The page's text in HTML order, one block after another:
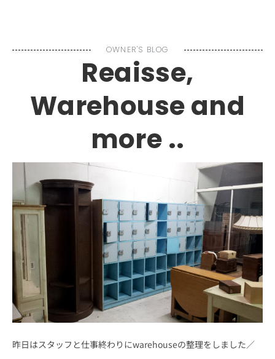
OWNER'S BLOG
Reaisse,
Warehouse and
more ..
昨日はスタッフと仕事終わりにwarehouseの整理をしました／